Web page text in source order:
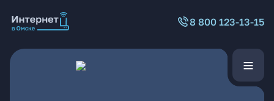
8 800 123-13-15